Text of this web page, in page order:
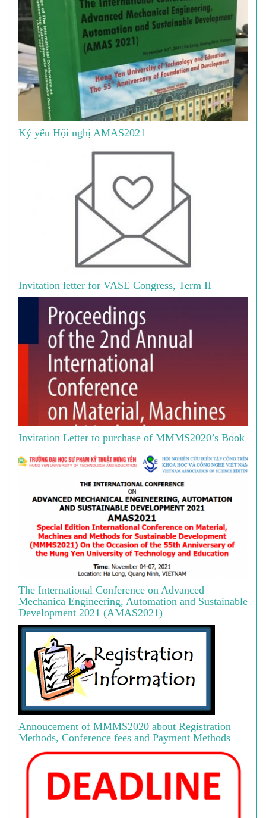
Kỷ yếu Hội nghị AMAS2021
Invitation letter for VASE Congress, Term II
Invitation Letter to purchase of MMMS2020’s Book
The International Conference on Advanced
Mechanica Engineering, Automation and Sustainable
Development 2021 (AMAS2021)
Annoucement of MMMS2020 about Registration
Methods, Conference fees and Payment Methods